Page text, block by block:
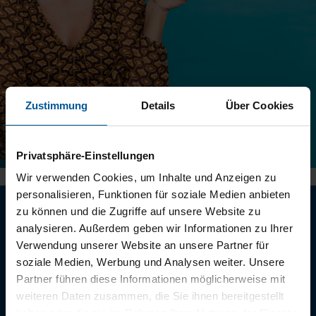
Zustimmung Details Über Cookies
Privatsphäre-Einstellungen
Wir verwenden Cookies, um Inhalte und Anzeigen zu
personalisieren, Funktionen für soziale Medien anbieten
zu können und die Zugriffe auf unsere Website zu
analysieren. Außerdem geben wir Informationen zu Ihrer
Verwendung unserer Website an unsere Partner für
soziale Medien, Werbung und Analysen weiter. Unsere
Partner führen diese Informationen möglicherweise mit
weiteren Daten zusammen, die Sie ihnen bereitgestellt
15 Euro Prämie für jedes
von Ihnen geworbene